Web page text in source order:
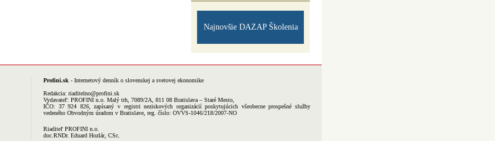
Najnovšie DAZAP Školenia
Profini.sk - Internetový denník o slovenskej a svetovej ekonomike
Redakcia: riaditelno@profini.sk
Vydavateľ: PROFINI n.o. Malý trh, 7089/2A, 811 08 Bratislava – Staré Mesto,
IČO: 37 924 826, zapísaný v registri neziskových organizácií poskytujúcich všeobecne prospešné služby
vedeného Obvodným úradom v Bratislave, reg. číslo: OVVS-1046/218/2007-NO
Riaditeľ PROFINI n.o.
doc.RNDr. Eduard Hozlár, CSc.